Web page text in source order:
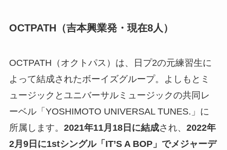
OCTPATH（吉本興業発・現在8人）
OCTPATH（オクトパス）は、日プ2の元練習生に
よって結成されたボーイズグループ。よしもとミ
ュージックとユニバーサルミュージックの共同レ
ーベル「YOSHIMOTO UNIVERSAL TUNES.」に
所属します。 2021年11月18日に結成され、 2022年
2月9日に1stシングル「IT’S A BOP」でメジャーデ